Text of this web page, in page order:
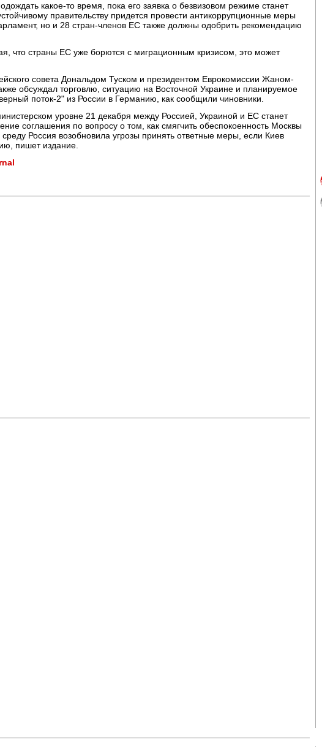
какое-то время, пока его заявка о безвизовом режиме станет
правительству придется провести антикоррупционные меры
но и 28 стран-членов ЕС также должны одобрить рекомендацию
что страны ЕС уже борются с миграционным кризисом, это может
совета Дональдом Туском и президентом Еврокомиссии Жаном-
обсуждал торговлю, ситуацию на Восточной Украине и планируемое
поток-2" из России в Германию, как сообщили чиновники.
уровне 21 декабря между Россией, Украиной и ЕС станет
соглашения по вопросу о том, как смягчить обеспокоенность Москвы
среду Россия возобновила угрозы принять ответные меры, если Киев
пишет издание.